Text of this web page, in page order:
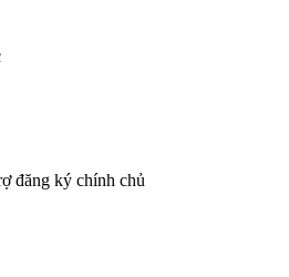
đăng ký chính chủ